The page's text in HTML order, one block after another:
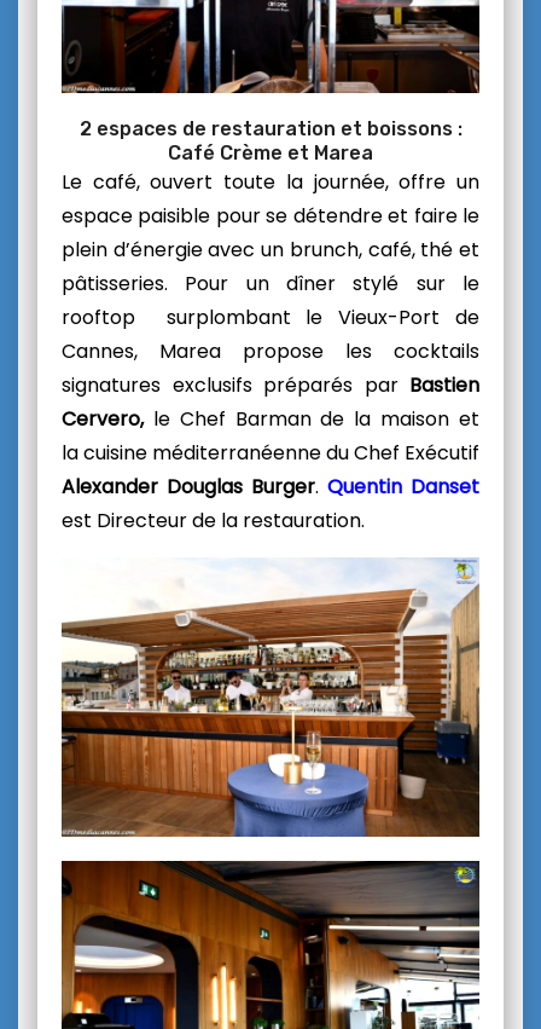
2 espaces de restauration et boissons :
Café Crème et Marea
Le café, ouvert toute la journée, offre un
espace paisible pour se détendre et faire le
plein d’énergie avec un brunch, café, thé et
pâtisseries. Pour un dîner stylé sur le
rooftop surplombant le Vieux-Port de
Cannes, Marea propose les cocktails
signatures exclusifs préparés par Bastien
Cervero,le Chef Barman de la maison et
lacuisine méditerranéenne du Chef Exécutif
Alexander Douglas Burger. Quentin Danset
est Directeur de la restauration.